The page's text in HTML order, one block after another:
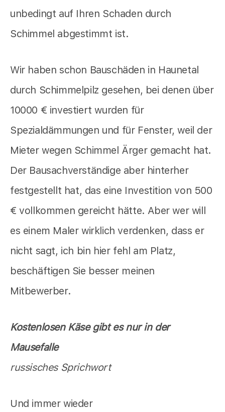
unbedingt auf Ihren Schaden durch
Schimmel abgestimmt ist.
Wir haben schon Bauschäden in Haunetal
durch Schimmelpilz gesehen, bei denen über
10000 € investiert wurden für
Spezialdämmungen und für Fenster, weil der
Mieter wegen Schimmel Ärger gemacht hat.
Der Bausachverständige aber hinterher
festgestellt hat, das eine Investition von 500
€ vollkommen gereicht hätte. Aber wer will
es einem Maler wirklich verdenken, dass er
nicht sagt, ich bin hier fehl am Platz,
beschäftigen Sie besser meinen
Mitbewerber.
Kostenlosen Käse gibt es nur in der
Mausefalle
russisches Sprichwort
Und immer wieder